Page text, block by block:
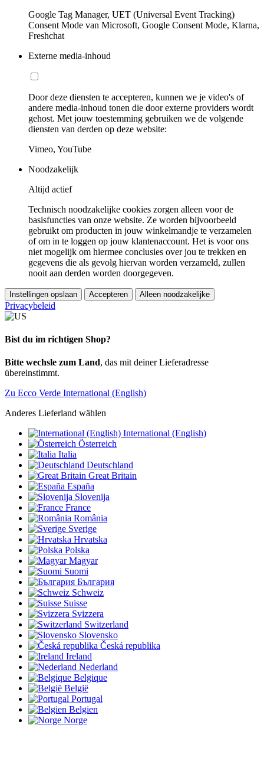
Google Tag Manager, UET (Universal Event Tracking)
Consent Mode van Microsoft, Google Consent Mode, Klarna,
Freshchat
Externe media-inhoud
Door deze diensten te accepteren, kunnen we je video's of
andere media-inhoud tonen die door externe providers wordt
gehost. Met jouw toestemming gebruiken we de volgende
diensten van derden op deze website:
Vimeo, YouTube
Noodzakelijk
Altijd actief
Technisch noodzakelijke cookies zorgen alleen voor de
basisfuncties van onze website. Ze worden bijvoorbeeld
gebruikt om producten in jouw winkelmandje te verzamelen
of om in te loggen op jouw klantenaccount. Het is voor ons
niet mogelijk om hiermee conclusies over jou te trekken en
gegevens die als gevolg hiervan worden verzameld, zullen
nooit aan derden worden doorgegeven.
Instellingen opslaan Accepteren Alleen noodzakelijke
Privacybeleid
Bist du im richtigen Shop?
Bitte wechsle zum Land, das mit deiner Lieferadresse
übereinstimmt.
Zu Ecco Verde International (English)
Anderes Lieferland wählen
International (English)
Österreich
Italia
Deutschland
Great Britain
España
Slovenija
France
România
Sverige
Hrvatska
Polska
Magyar
Suomi
България
Schweiz
Suisse
Svizzera
Switzerland
Slovensko
Česká republika
Ireland
Nederland
Belgique
België
Portugal
Belgien
Norge